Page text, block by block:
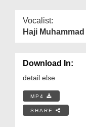
Vocalist:
Haji
Download In:
detail else
MP4
SHARE